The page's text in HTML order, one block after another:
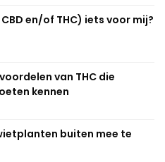
en/of THC) iets voor mij?
van THC die
kennen
buiten mee te